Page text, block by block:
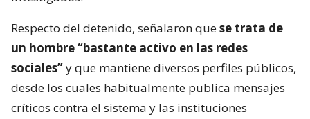
Respecto del detenido, señalaron quese trata de
un hombre “bastante activo en las redes
sociales”y que mantiene diversos perfiles públicos,
desde los cuales habitualmente publica mensajes
críticos contra el sistema y las instituciones